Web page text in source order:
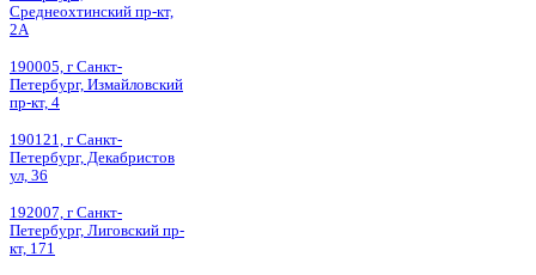
Среднеохтинский пр-кт,
2А
190005, г Санкт-
Петербург, Измайловский
пр-кт, 4
190121, г Санкт-
Петербург, Декабристов
ул, 36
192007, г Санкт-
Петербург, Лиговский пр-
кт, 171